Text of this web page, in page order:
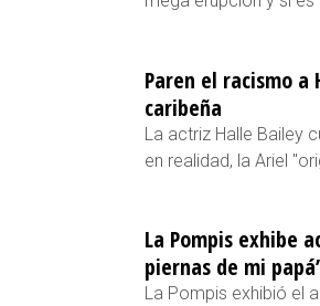
Paren el racismo
caribeña
La actriz Halle Bailey
en realidad, la Ariel
La Pompis exhibe
piernas de mi
La Pompis exhibió el